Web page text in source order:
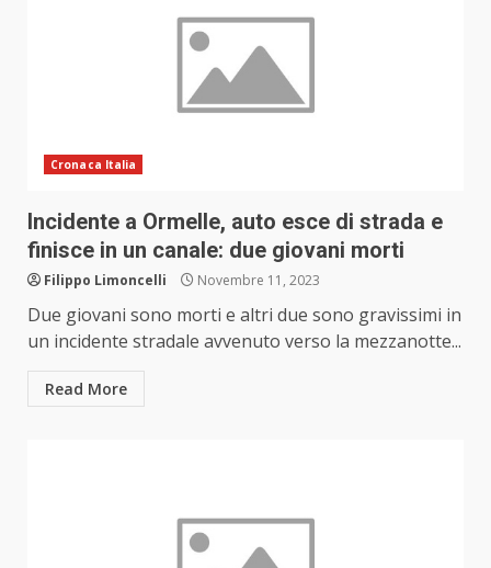
Cronaca Italia
Incidente a Ormelle, auto esce di strada e
finisce in un canale: due giovani morti
Filippo Limoncelli Novembre 11, 2023
Due giovani sono morti e altri due sono gravissimi in
un incidente stradale avvenuto verso la mezzanotte...
Read More